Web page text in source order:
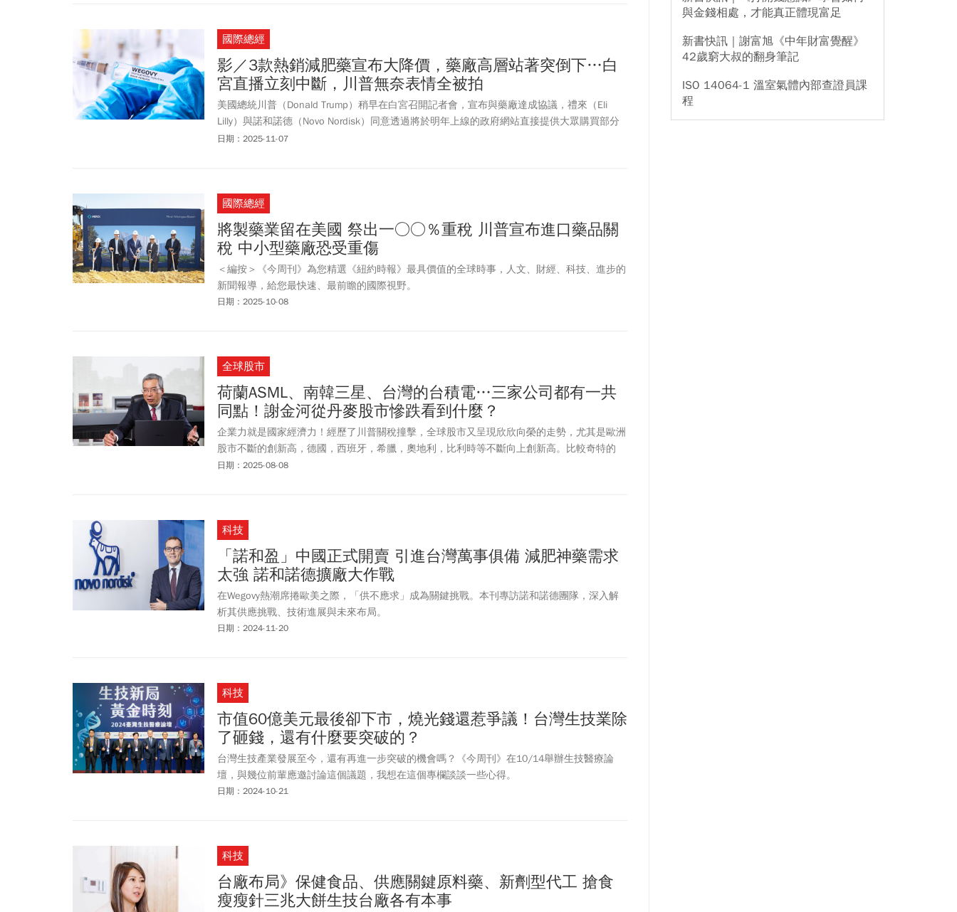
國際總經
影／3款熱銷減肥藥宣布大降價，藥廠高層站著突倒下…白
宮直播立刻中斷，川普無奈表情全被拍
美國總統川普（Donald Trump）稍早在白宮召開記者會，宣布與藥廠達成協議，禮來（Eli
Lilly）與諾和諾德（Novo Nordisk）同意透過將於明年上線的政府網站直接提供大眾購買部分
熱銷藥品，使民眾能以低價購得，然而在記者會中傳出插曲，一名來自諾和諾德的高層突然昏
日期：2025-11-07
國際總經
將製藥業留在美國 祭出一○○％重稅 川普宣布進口藥品關
稅 中小型藥廠恐受重傷
＜編按＞《今周刊》為您精選《紐約時報》最具價值的全球時事，人文、財經、科技、進步的
新聞報導，給您最快速、最前瞻的國際視野。
日期：2025-10-08
全球股市
荷蘭ASML、南韓三星、台灣的台積電…三家公司都有一共
同點！謝金河從丹麥股市慘跌看到什麼？
企業力就是國家經濟力！經歷了川普關稅撞擊，全球股市又呈現欣欣向榮的走勢，尤其是歐洲
股市不斷的創新高，德國，西班牙，希臘，奧地利，比利時等不斷向上創新高。比較奇特的
是，過去一直表現很好的丹麥股市一直下挫，成了全球不斷創新低的市場。
日期：2025-08-08
科技
「諾和盈」中國正式開賣 引進台灣萬事俱備 減肥神藥需求
太強 諾和諾德擴廠大作戰
在Wegovy熱潮席捲歐美之際，「供不應求」成為關鍵挑戰。本刊專訪諾和諾德團隊，深入解
析其供應挑戰、技術進展與未來布局。
日期：2024-11-20
科技
市值60億美元最後卻下市，燒光錢還惹爭議！台灣生技業除
了砸錢，還有什麼要突破的？
台灣生技產業發展至今，還有再進一步突破的機會嗎？《今周刊》在10/14舉辦生技醫療論
壇，與幾位前輩應邀討論這個議題，我想在這個專欄談談一些心得。
日期：2024-10-21
科技
台廠布局》保健食品、供應關鍵原料藥、新劑型代工 搶食
瘦瘦針三兆大餅生技台廠各有本事
與金錢相處，才能真正體現富足
新書快訊｜謝富旭《中年財富覺醒》
42歲窮大叔的翻身筆記
ISO 14064-1 溫室氣體內部查證員課
程